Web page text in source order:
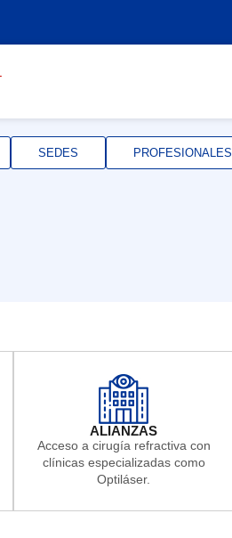
SEDES PROFESIONALES
ALIANZAS
Acceso a cirugía refractiva con
clínicas especializadas como
Optiláser.